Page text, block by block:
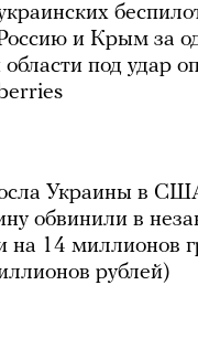
и Крым за
под удар
Украины в
обвинили в
на 14 миллионов
рублей)